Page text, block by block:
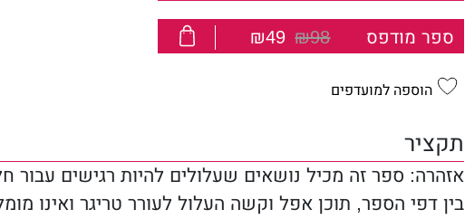
ספר מודפס ₪98
₪49
הוספה למועדפים
תקציר
אזהרה: ספר זה מכיל נושאים שעלולים להיות רגישים עבור
בין דפי הספר, תוכן אפל וקשה העלול לעורר טריגר ואינו